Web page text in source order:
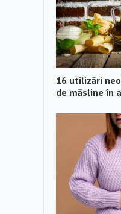
16 utilizări
de măsline în